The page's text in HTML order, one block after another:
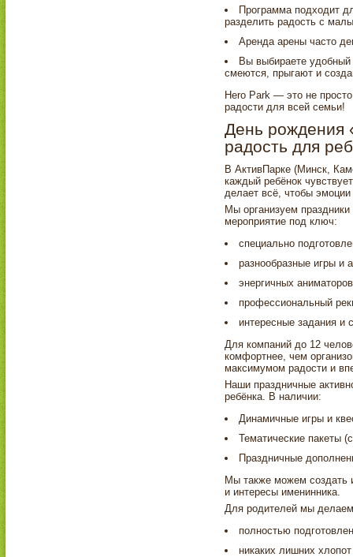
Программа подходит
разделить радость с
Аренда арены часто
Вы выбираете
смеются, прыгают и
Hero Park — это не
радости для всей семьи!
День рождения
радость для
В АктивПарке (Минск,
каждый ребёнок
делает всё, чтобы эмоции
Мы организуем
мероприятие под ключ:
специально
разнообразные игры и
энергичных
профессиональный
интересные задания
Для компаний до 12
комфортнее, чем
максимумом радости и
Наши праздничные
ребёнка. В наличии:
Динамичные игры и
Тематические пакеты
Праздничные
Мы также можем создать
и интересы именинника.
Для родителей мы
полностью
никаких лишних